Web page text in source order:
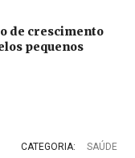
de crescimento
pequenos
CATEGORIA: SAÚDE